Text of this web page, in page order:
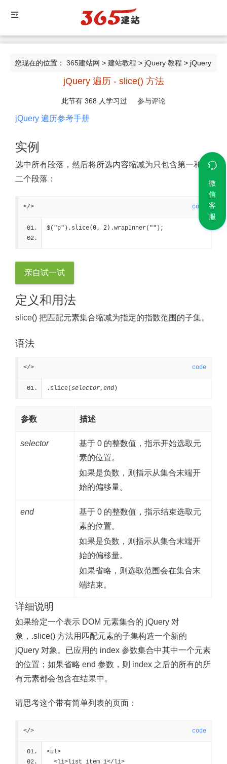
您现在的位置： 365建站网 > 建站教程 > jQuery 教程 > jQuery
遍历 - slice() 方法jQuery 遍历 - slice() 方法
此节有 368 人学习过 参与评论
jQuery 遍历参考手册
实例
选中所有段落，然后将所选内容缩减为只包含第一和第
二个段落：
</> code
$("p") .slice(0, 2) .wrapInner("");
亲自试一试
定义和用法
slice() 把匹配元素集合缩减为指定的指数范围的子集。
语法
</> code
.slice(selector, end )
参数 描述
selector
基于 0 的整数值，指示开始选取元
素的位置。
如果是负数，则指示从集合末端开
始的偏移量。
end
基于 0 的整数值，指示结束选取元
素的位置。
如果是负数，则指示从集合末端开
始的偏移量。
如果省略，则选取范围会在集合末
端结束。
详细说明
如果给定一个表示 DOM 元素集合的 jQuery 对
象，.slice() 方法用匹配元素的子集构造一个新的
jQuery 对象。已应用的 index 参数集合中其中一个元素
的位置；如果省略 end 参数，则 index 之后的所有的所
有元素都会包含在结果中。
请思考这个带有简单列表的页面：
</> code
<ul>
  <li>list item 1</li>
微
信
客
服